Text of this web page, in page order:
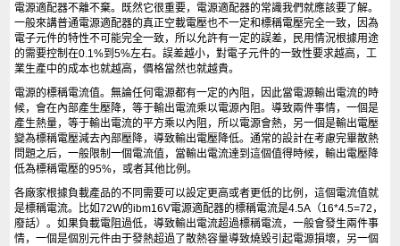
電源適配器不離不棄。既然它很重要，電源適配器的常識我們就應該要了解。
一般來講普通電源適配器的真正空載電壓也不一定和標稱電壓完全一致，因為
電子元件的特性不可能完全一致，所以允許有一定的誤差，民用情況根據用途
的需要控制在0.1%到5%左右。誤差越小，對電子元件的一致性要求越高，工
業生產中的成本也就越高，價格當然也就越貴。
電源的標稱電流值。無論任何電源都有一定的內阻，因此當電源輸出電流的時
候，會在內部產生壓降，等于輸出電流乘以電源內阻。導致兩件事情，一個是
產生熱量，等于輸出電流的平方乘以內阻，所以電源會熱，另一個是輸出電壓
變為標稱電壓減去內部壓降，導致輸出電壓降低。通常的設計在考慮完畢散熱
問題之后，一般限制一個電流值，當輸出電流達到這個值得時候，輸出電壓降
低為標稱電壓的95%，或者其他比例。
各廠家根據負載產品的不同需要可以設定更高或者更低的比例，這個電流值就
是標稱電流。比如72W的ibm16V電源適配器的標稱電流是4.5A（16*4.5=72，
廢話）。如果負載電阻過低，導致輸出電流超過標稱電流，一般會發生兩件事
情，一個是個別元件由于發熱超過了散熱容量導致燒毀引起電源損壞，另一個